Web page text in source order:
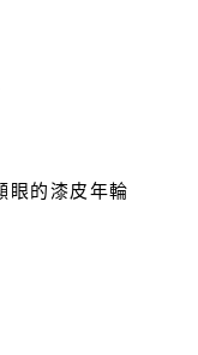
眼的漆皮年輪